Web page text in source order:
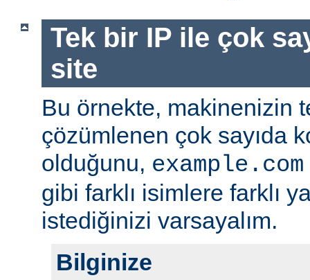
Tek bir IP ile çok
site
Bu örnekte, makinenizin
çözümlenen çok sayıda
olduğunu, example.com
gibi farklı isimlere farklı
istediğinizi varsayalım.
Bilginize